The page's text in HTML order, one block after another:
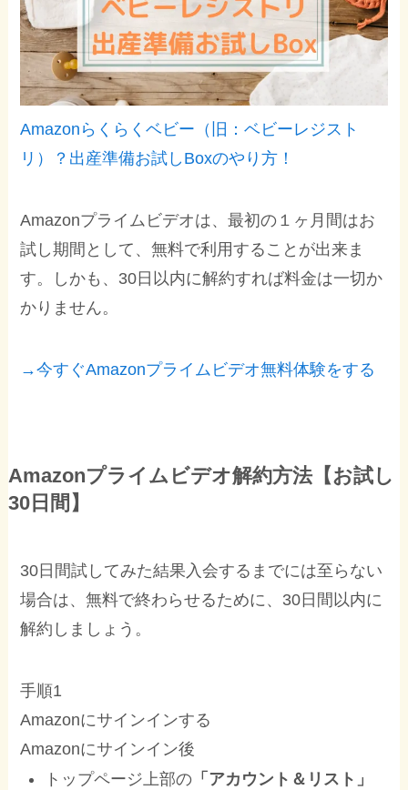
Amazonらくらくベビー（旧：ベビーレジスト
リ）？出産準備お試しBoxのやり方！
Amazonプライムビデオは、最初の１ヶ月間はお
試し期間として、無料で利用することが出来ま
す。しかも、30日以内に解約すれば料金は一切か
かりません。
→今すぐAmazonプライムビデオ無料体験をする
Amazonプライムビデオ解約方法【お試し
30日間】
30日間試してみた結果入会するまでには至らない
場合は、無料で終わらせるために、30日間以内に
解約しましょう。
手順1
Amazonにサインインする
Amazonにサインイン後
トップページ上部の 「アカウント＆リスト」